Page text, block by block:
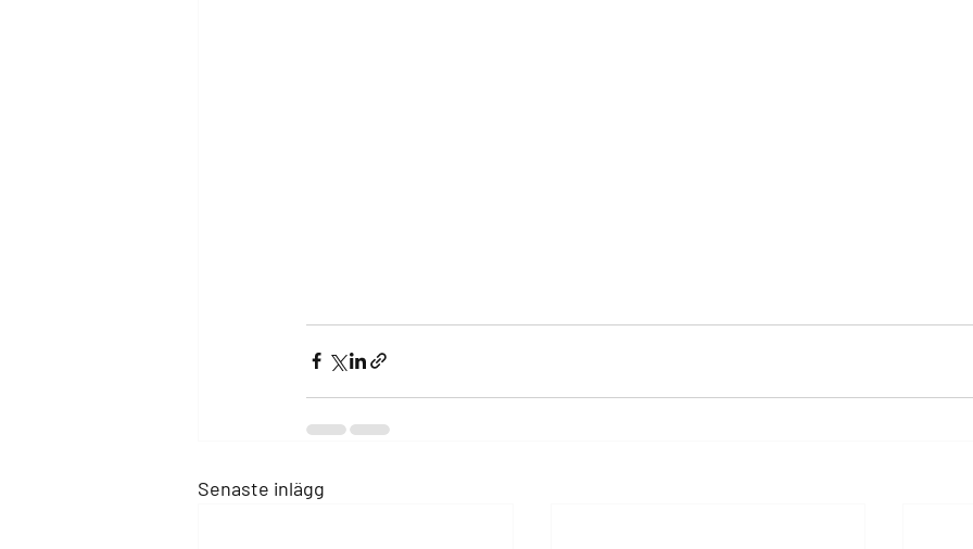
Senaste inlägg